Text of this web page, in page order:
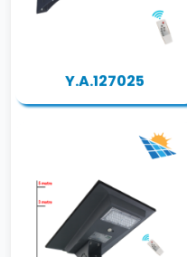
Y.A.127025